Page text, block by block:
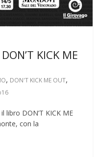
KICK ME
, DON'T KICK ME OUT,
libro DON’T KICK ME
con la